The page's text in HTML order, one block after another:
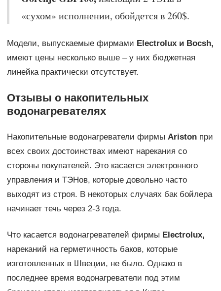
«сухом» исполнении, обойдется в 260$.
Модели, выпускаемые фирмами Electrolux и Bocsh,
имеют цены несколько выше – у них бюджетная
линейка практически отсутствует.
Отзывы о накопительных
водонагревателях
Накопительные водонагреватели фирмы Aristonпри
всех своих достоинствах имеют нарекания со
стороны покупателей. Это касается электронного
управления и ТЭНов, которые довольно часто
выходят из строя. В некоторых случаях бак бойлера
начинает течь через 2-3 года.
Что касается водонагревателей фирмы Electrolux,
нареканий на герметичность баков, которые
изготовленных в Швеции, не было. Однако в
последнее время водонагреватели под этим